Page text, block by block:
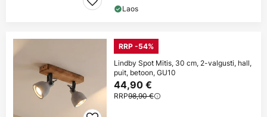
Laos
RRP -54%
Lindby Spot Mitis, 30 cm, 2-valgusti, hall,
puit, betoon, GU10
44,90 €
RRP98,90 €